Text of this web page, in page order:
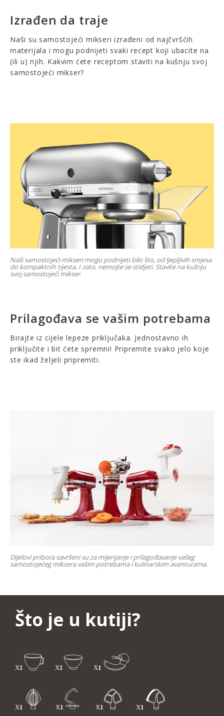
Izrađen da traje
Naši su samostojeći mikseri izrađeni od najčvršćih
materijala i mogu podnijeti svaki recept koji ubacite na
(ili u) njih. Kakvim ćete receptom staviti na kušnju svoj
samostojeći mikser?
Naši samostojeći mikseri mogu podnijeti bilo što, od ljepljivih smjesa
do kompaktnih tijesta. I zato, nemojte se stidjeti. Stavite na kušnju
svoj samostojeći mikser.
Prilagođava se vašim potrebama
Birajte iz cijele lepeze priključaka. Jednostavno ih
priključite i bit ćete spremni! Pripremite svako jelo koje
ste ikad željeli pripremiti.
Dijelovi pribora savršeni su za mijenjanje i prilagođavanje vašeg
samostojećeg miksera vašim potrebama i kulinarskim avanturama.
Što je u kutiji?